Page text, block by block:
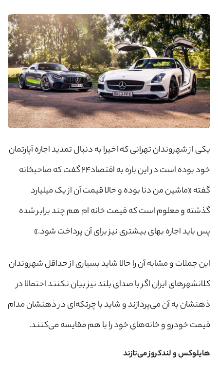
یکی از شهروندان تهرانی که اخیرا به دنبال تمدید اجاره آپارتمان
خود بوده است در این باره به اقتصاد۲۴ گفت که صاحبخانه
گفته «ماشین من دنا بوده و حالا قیمت آن از یک میلیارد
گذشته و معلوم است که قیمت خانه ام هم چند برابر شده
پس باید اجاره بهای بیشتری نیز برای آن پرداخت شود.»
این جملات و مشابه آن را حالا شاید بسیاری از حداقل شهروندان
کلانشهرهای ایران اگر با صدای بلند نیز بیان نکنند احتمالا در
ذهنشان به آن می‌پردازند و شاید با چرتکه‌ای در ذهنشان مدام
قیمت خودرو و خانه‌های خود را با هم مقایسه می‌کنند.
هایلوکس و لندکروز می‌تازند